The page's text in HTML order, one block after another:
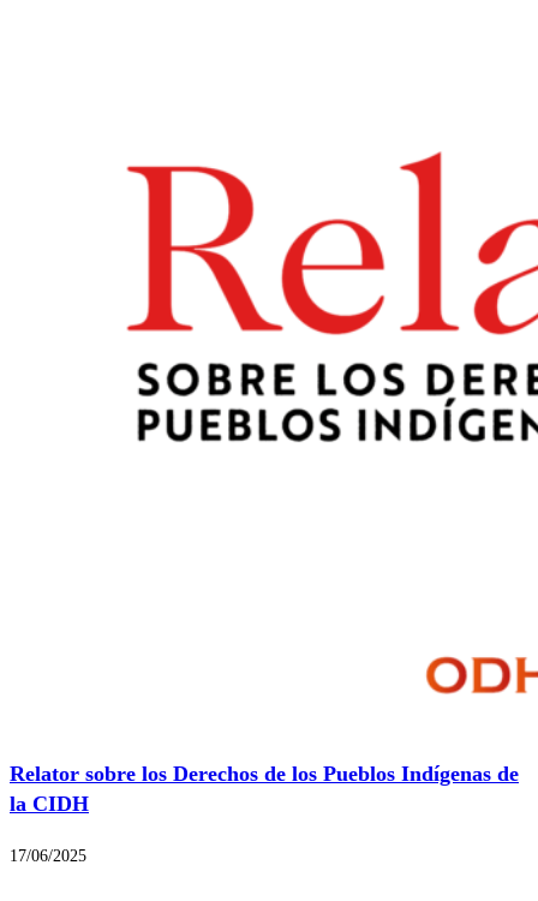
Relator sobre los Derechos de los Pueblos Indígenas de
la CIDH
17/06/2025